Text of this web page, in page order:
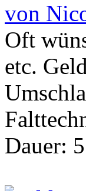
von
Oft
etc.
Dauer: